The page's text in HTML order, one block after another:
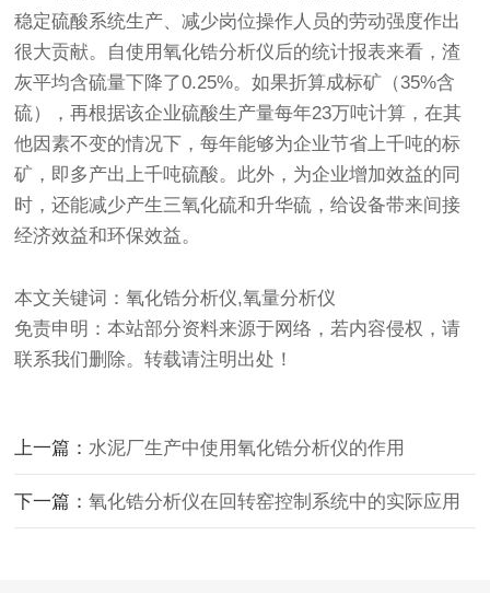
稳定硫酸系统生产、减少岗位操作人员的劳动强度作出
很大贡献。自使用氧化锆分析仪后的统计报表来看，渣
灰平均含硫量下降了0.25%。如果折算成标矿（35%含
硫），再根据该企业硫酸生产量每年23万吨计算，在其
他因素不变的情况下，每年能够为企业节省上千吨的标
矿，即多产出上千吨硫酸。此外，为企业增加效益的同
时，还能减少产生三氧化硫和升华硫，给设备带来间接
经济效益和环保效益。
本文关键词：氧化锆分析仪,氧量分析仪
免责申明：本站部分资料来源于网络，若内容侵权，请
联系我们删除。转载请注明出处！
上一篇：水泥厂生产中使用氧化锆分析仪的作用
下一篇：氧化锆分析仪在回转窑控制系统中的实际应用